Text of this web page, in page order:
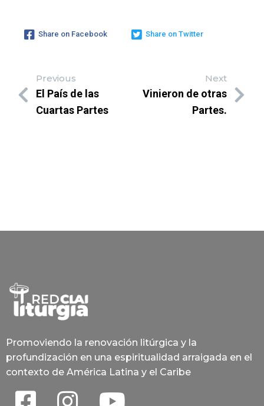
Share on Facebook Share on Twitter
Previous
El País de las
Cuartas Partes
Next
Vinieron de otras
Partes.
Promoviendo la renovación litúrgica y la
profundización en una espiritualidad arraigada en el
contexto de América Latina y el Caribe